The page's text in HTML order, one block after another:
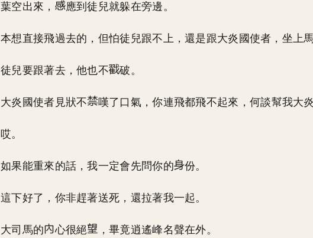
葉空出來， 應到徒兒就躲在旁邊。
本想直接飛過去的，但怕徒兒跟不上，還是跟大炎國使者，坐上馬
徒兒要跟著去，他也不 破。
大炎國使者見狀不 嘆了口氣，你連飛都飛不起來，何談幫我大炎
哎。
如果能重來的話，我一定會先問你的 份。
這下好了，你非趕著送死，還拉著我一起。
大司馬的 心很絕 ，畢竟逍遙峰名聲在外。